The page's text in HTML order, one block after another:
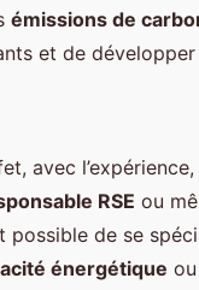
émissions de
et de
avec l’expérience,
RSE ou
possible de se
énergétique